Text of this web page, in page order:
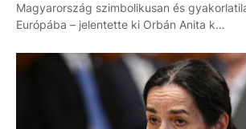
Magyarország szimbolikusan és
Európába – jelentette ki Orbán Anita k…